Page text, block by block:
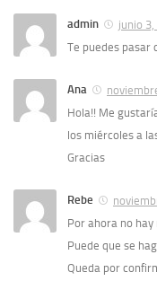
admin
junio
Te puedes pasar
Ana
Hola!! Me
los miércoles a
Gracias
Rebe
Por ahora no hay
Puede que se
Queda por